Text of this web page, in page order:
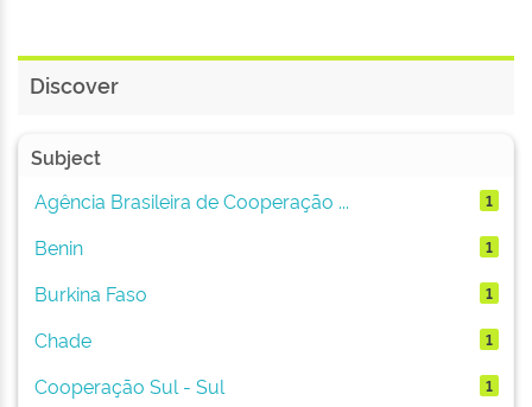
Discover
Subject
Agência Brasileira de Cooperação ...
1
Benin 1
Burkina Faso 1
Chade 1
Cooperação Sul - Sul 1